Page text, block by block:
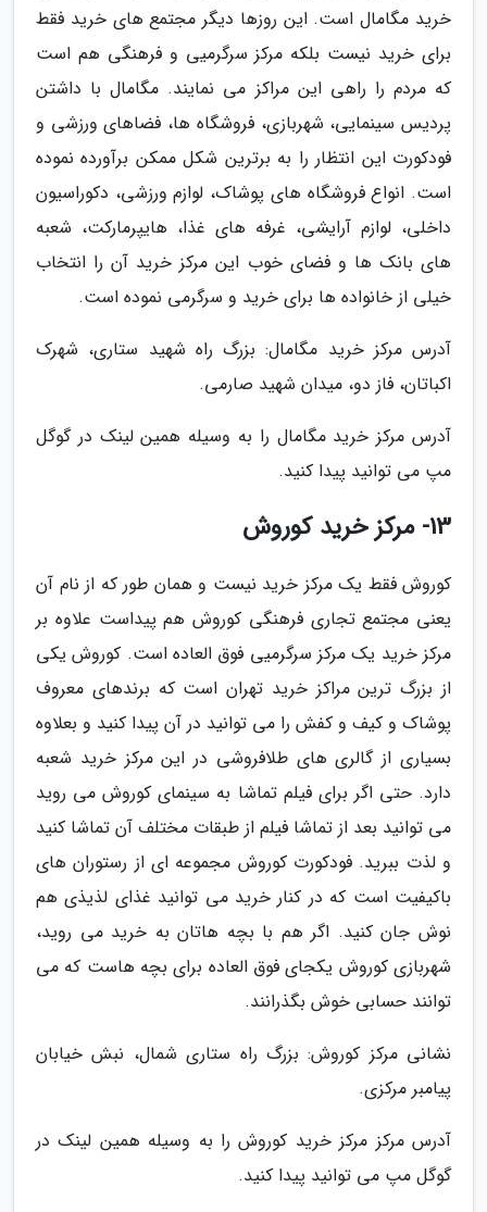
خرید مگامال است. این روزها دیگر مجتمع های خرید فقط
برای خرید نیست بلکه مرکز سرگرمیی و فرهنگی هم است
که مردم را راهی این مراکز می نمایند. مگامال با داشتن
پردیس سینمایی، شهربازی، فروشگاه ها، فضاهای ورزشی و
فودکورت این انتظار را به برترین شکل ممکن برآورده نموده
است. انواع فروشگاه های پوشاک، لوازم ورزشی، دکوراسیون
داخلی، لوازم آرایشی، غرفه های غذا، هایپرمارکت، شعبه
های بانک ها و فضای خوب این مرکز خرید آن را انتخاب
خیلی از خانواده ها برای خرید و سرگرمی نموده است.
آدرس مرکز خرید مگامال: بزرگ راه شهید ستاری، شهرک
اکباتان، فاز دو، میدان شهید صارمی.
آدرس مرکز خرید مگامال را به وسیله همین لینک در گوگل
مپ می توانید پیدا کنید.
13- مرکز خرید کوروش
کوروش فقط یک مرکز خرید نیست و همان طور که از نام آن
یعنی مجتمع تجاری فرهنگی کوروش هم پیداست علاوه بر
مرکز خرید یک مرکز سرگرمیی فوق العاده است. کوروش یکی
از بزرگ ترین مراکز خرید تهران است که برندهای معروف
پوشاک و کیف و کفش را می توانید در آن پیدا کنید و بعلاوه
بسیاری از گالری های طلافروشی در این مرکز خرید شعبه
دارد. حتی اگر برای فیلم تماشا به سینمای کوروش می روید
می توانید بعد از تماشا فیلم از طبقات مختلف آن تماشا کنید
و لذت ببرید. فودکورت کوروش مجموعه ای از رستوران های
باکیفیت است که در کنار خرید می توانید غذای لذیذی هم
نوش جان کنید. اگر هم با بچه هاتان به خرید می روید،
شهربازی کوروش یکجای فوق العاده برای بچه هاست که می
توانند حسابی خوش بگذرانند.
نشانی مرکز کوروش: بزرگ راه ستاری شمال، نبش خیابان
پیامبر مرکزی.
آدرس مرکز مرکز خرید کوروش را به وسیله همین لینک در
گوگل مپ می توانید پیدا کنید.